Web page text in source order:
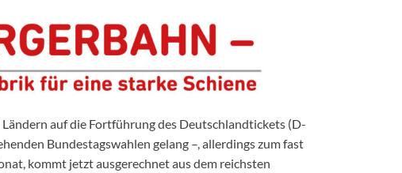
auf die Fortführung des Deutschlandtickets (D-
Bundestagswahlen gelang –, allerdings zum fast
kommt jetzt ausgerechnet aus dem reichsten